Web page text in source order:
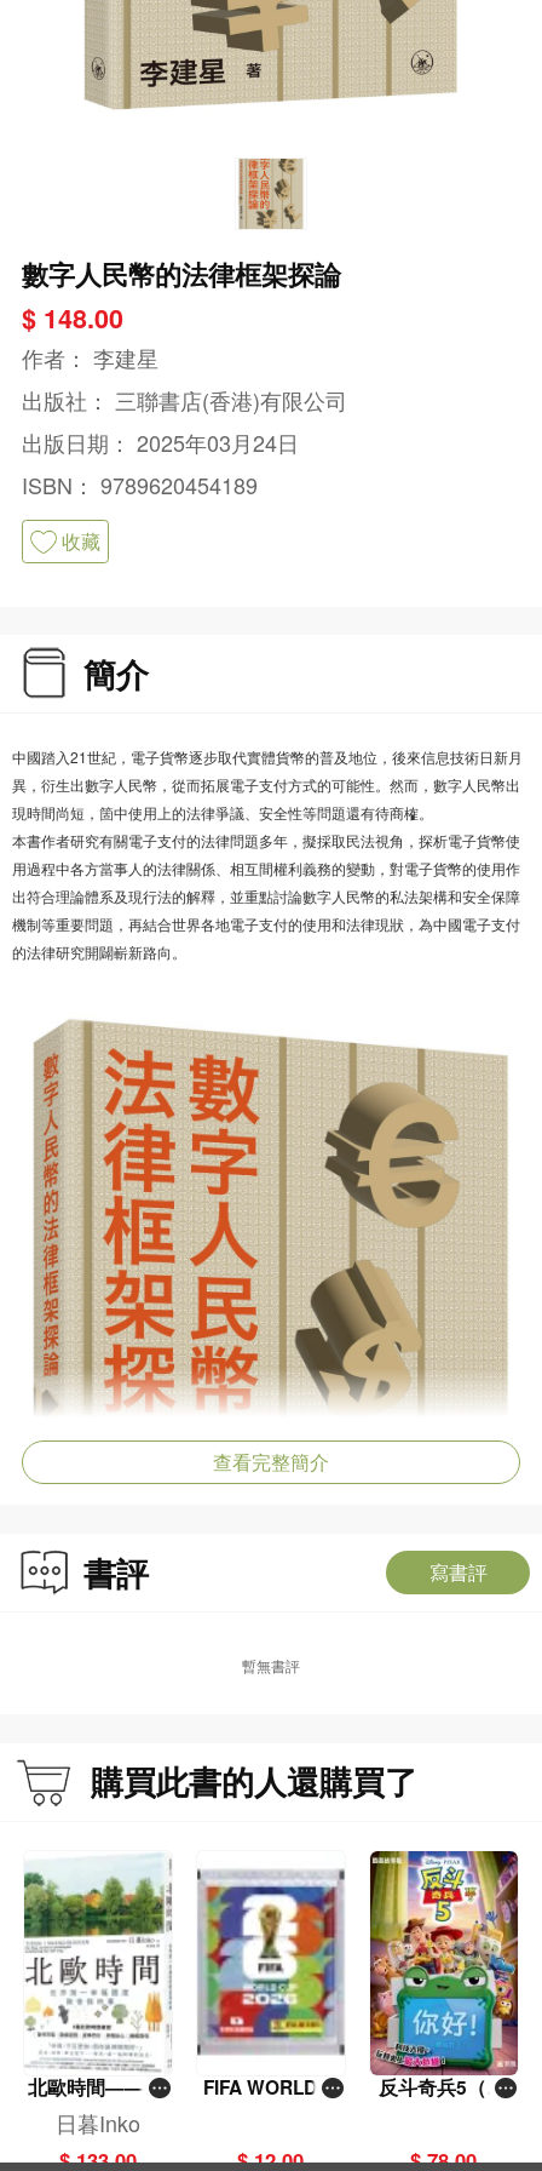
數字人民幣的法律框架探論
$ 148.00
作者： 李建星
出版社： 三聯書店(香港)有限公司
出版日期： 2025年03月24日
ISBN： 9789620454189
收藏
簡介
中國踏入21世紀，電子貨幣逐步取代實體貨幣的普及地位，後來信息技術日新月
異，衍生出數字人民幣，從而拓展電子支付方式的可能性。然而，數字人民幣出
現時間尚短，箇中使用上的法律爭議、安全性等問題還有待商榷。
本書作者研究有關電子支付的法律問題多年，擬採取民法視角，探析電子貨幣使
用過程中各方當事人的法律關係、相互間權利義務的變動，對電子貨幣的使用作
出符合理論體系及現行法的解釋，並重點討論數字人民幣的私法架構和安全保障
機制等重要問題，再結合世界各地電子支付的使用和法律現狀，為中國電子支付
的法律研究開闢嶄新路向。
查看完整簡介
書評 寫書評
暫無書評
購買此書的人還購買了
北歐時間——世
界第一幸福國度
教會我的事
日暮Inko
$ 133.00
FIFA WORLD C
$ 12.00
反斗奇兵5（圖
$ 78.00